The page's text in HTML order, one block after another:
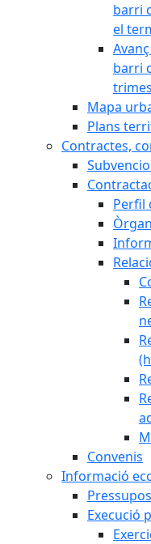
barri
el
barri
Mapa
Plans
Contractes,
Perfil
Convenis
Informació
Execució